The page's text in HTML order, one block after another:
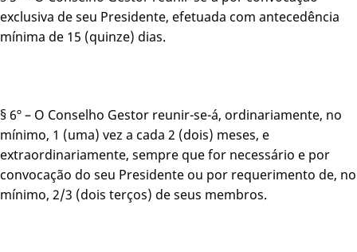
exclusiva de seu Presidente, efetuada com antecedência
mínima de 15 (quinze) dias.
§ 6º – O Conselho Gestor reunir-se-á, ordinariamente, no
mínimo, 1 (uma) vez a cada 2 (dois) meses, e
extraordinariamente, sempre que for necessário e por
convocação do seu Presidente ou por requerimento de, no
mínimo, 2/3 (dois terços) de seus membros.